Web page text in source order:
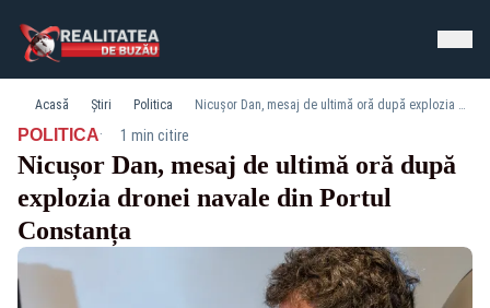
Acasă Știri Politica Nicușor Dan, mesaj de ultimă oră după explozia dronei navale din Portul Constanța
POLITICA· 1 min citire
Nicușor Dan, mesaj de ultimă oră după
explozia dronei navale din Portul
Constanța